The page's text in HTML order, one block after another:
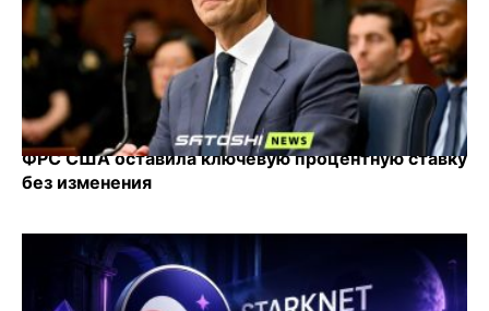
ФРС США оставила ключевую процентную ставку
без изменения